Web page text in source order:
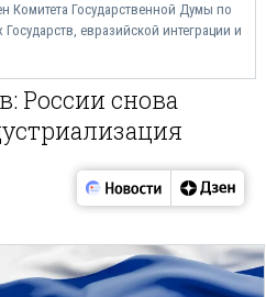
Комитета Государственной Думы по
евразийской интеграции и
России снова